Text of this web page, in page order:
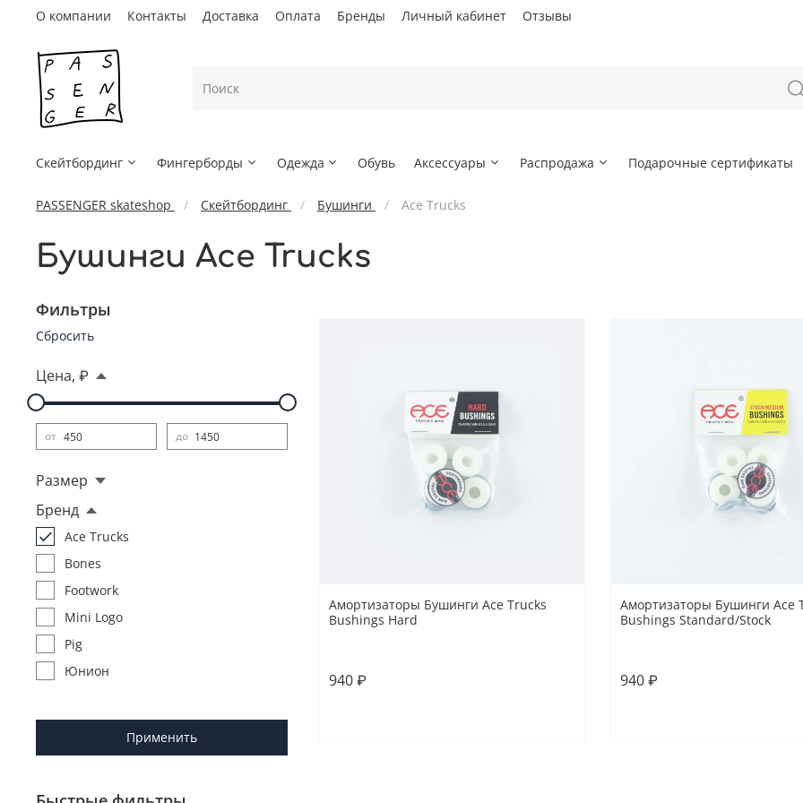
О компании Контакты Доставка Оплата Бренды Личный кабинет Отзывы
Скейтбординг Фингерборды Одежда Обувь Аксессуары Распродажа Подарочные сертификаты
PASSENGER skateshop Скейтбординг Бушинги Ace Trucks
Бушинги Ace Trucks
Амортизаторы Бушинги Ace Trucks
Bushings Hard
940 ₽
Амортизаторы Бушинги Ace
Bushings Standard/Stock
940 ₽
Фильтры
Сбросить
Цена, ₽
от до
Размер
Бренд
Ace Trucks
Bones
Footwork
Mini Logo
Pig
Юнион
Применить